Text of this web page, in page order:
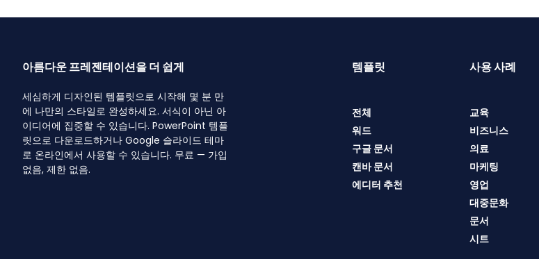
아름다운 프레젠테이션을 더 쉽게
세심하게 디자인된 템플릿으로 시작해 몇 분 만
에 나만의 스타일로 완성하세요. 서식이 아닌 아
이디어에 집중할 수 있습니다. PowerPoint 템플
릿으로 다운로드하거나 Google 슬라이드 테마
로 온라인에서 사용할 수 있습니다. 무료 — 가입
없음, 제한 없음.
템플릿
전체
워드
구글 문서
캔바 문서
에디터 추천
사용 사례
교육
비즈니스
의료
마케팅
영업
대중문화
문서
시트